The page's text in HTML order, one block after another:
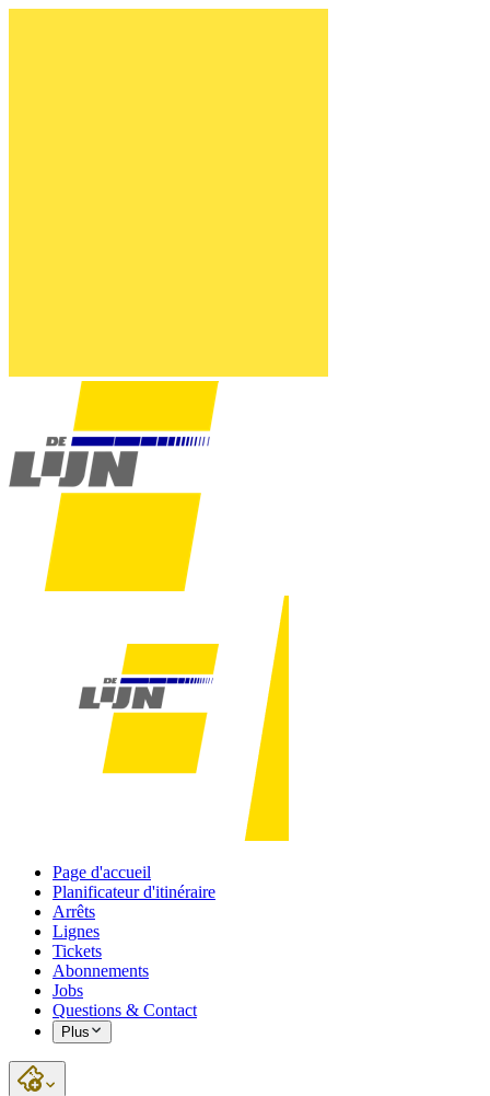
Page d'accueil
Planificateur d'itinéraire
Arrêts
Lignes
Tickets
Abonnements
Jobs
Questions & Contact
Plus